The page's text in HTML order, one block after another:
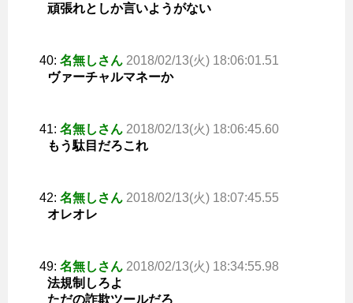
頑張れとしか言いようがない
40: 名無しさん 2018/02/13(火) 18:06:01.51
ヴァーチャルマネーか
41: 名無しさん 2018/02/13(火) 18:06:45.60
もう駄目だろこれ
42: 名無しさん 2018/02/13(火) 18:07:45.55
オレオレ
49: 名無しさん 2018/02/13(火) 18:34:55.98
法規制しろよ
ただの詐欺ツールだろ